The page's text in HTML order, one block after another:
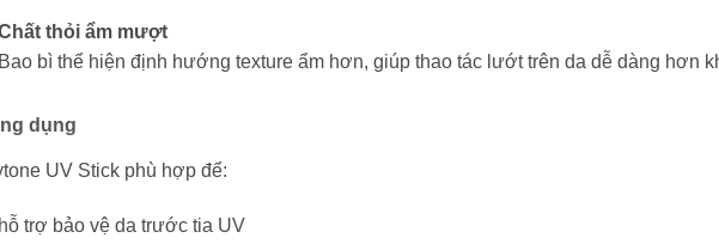
thỏi ẩm mượt
Bao bì thể hiện định hướng texture ẩm hơn, giúp thao tác lướt trên da dễ dàng hơn
dụng
UV Stick phù hợp để:
hỗ trợ bảo vệ da trước tia UV